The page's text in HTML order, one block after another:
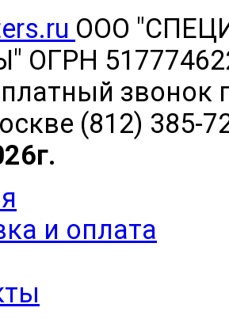
ООО "
звонок
(812) 385-
и оплата